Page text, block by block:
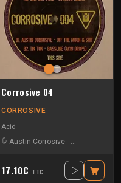
- Skoil
Corrosive 04
CORROSIVE
Acid
Austin Corrosive -
17.10€ TTC